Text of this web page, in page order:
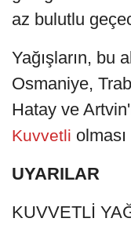
az bulutlu
Yağışların, bu
Osmaniye,
Hatay ve
Kuvvetli
UYARILAR
KUVVETLİ